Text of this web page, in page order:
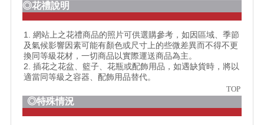
◎花禮說明
1. 網站上之花禮商品的照片可供選購參考，如因區域、季節
及氣候影響因素可能有顏色或尺寸上的些微差異而不得不更
換同等級花材，一切商品以實際運送商品為主。
2. 插花之花盆、籃子、花瓶或配飾用品，如遇缺貨時，將以
適當同等級之容器、配飾用品替代。
TOP
◎特殊情況